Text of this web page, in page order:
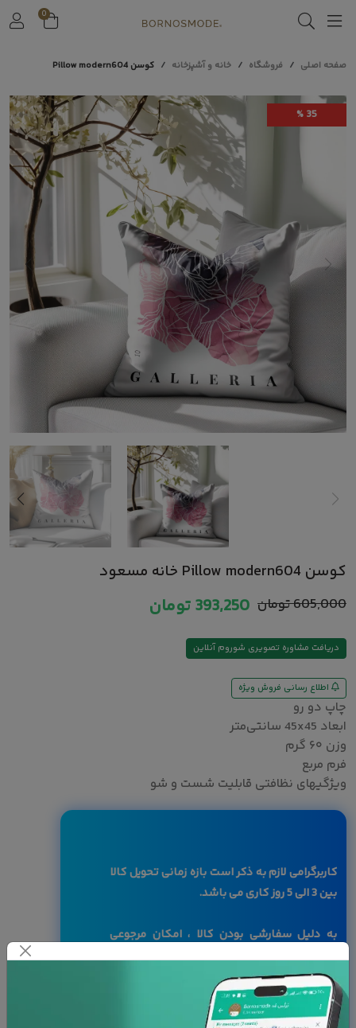
0
صفحه اصلی فروشگاه خانه و آشپزخانه کوسن Pillow modern604
35 %
کوسن Pillow modern604 خانه مسعود
605,000تومان 393,250تومان
دریافت مشاوره تصویری شوروم آنلاین
اطلاع رسانی فروش ویژه
چاپ دو رو
ابعاد 45x45 سانتی‌متر
وزن ۶۰ گرم
فرم مربع
ویژگیهای نظافتی قابلیت شست و شو
کاربرگرامی لازم به ذکر است بازه زمانی تحویل کالا
بین 3 الی 5 روز کاری می باشد.
به دلیل سفارشی بودن کالا ، امکان مرجوعی
وجود ندارد
با توجه به تفاوت رنگ ها در صفحه نمایش
دستگاه های مختلف، ممکن است رنگ محصولات